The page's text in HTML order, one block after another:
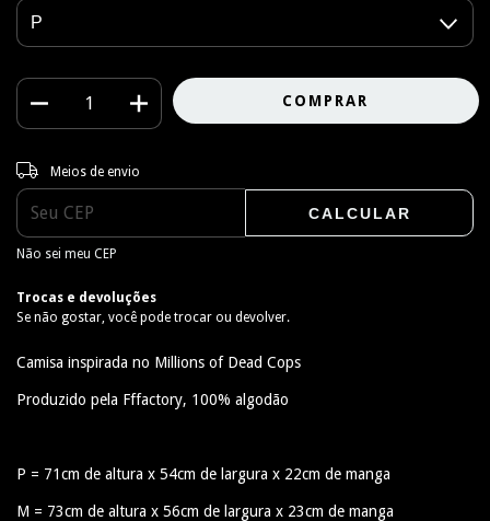
Entregas para o CEP:
Meios de envio
CALCULAR
Não sei meu CEP
Trocas e devoluções
Se não gostar, você pode trocar ou devolver.
Camisa inspirada no Millions of Dead Cops
Produzido pela Fffactory, 100% algodão
P = 71cm de altura x 54cm de largura x 22cm de manga
M = 73cm de altura x 56cm de largura x 23cm de manga